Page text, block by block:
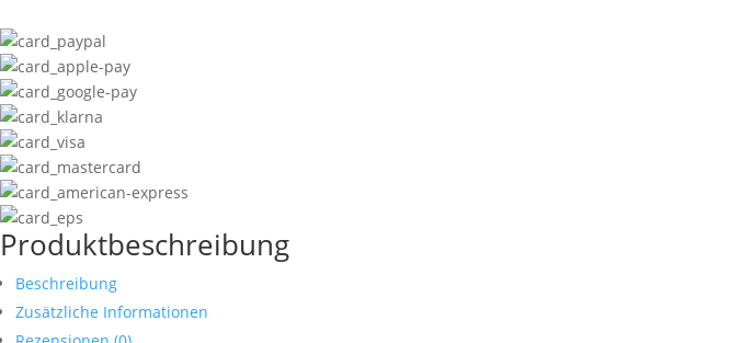
Produktbeschreibung
Beschreibung
Zusätzliche Informationen